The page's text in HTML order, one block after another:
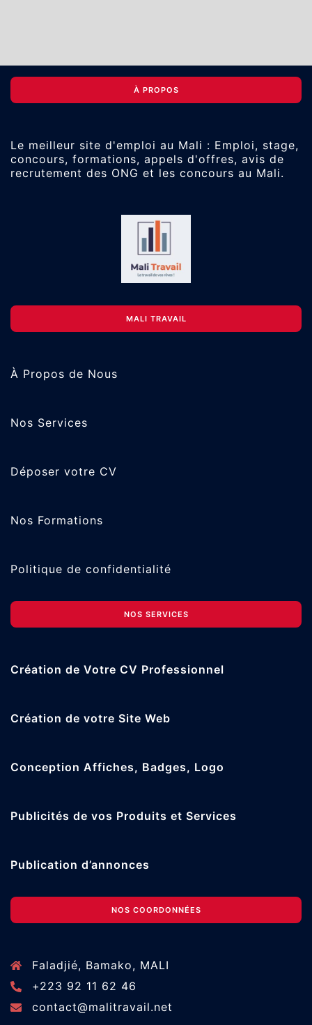
À PROPOS
Le meilleur site d'emploi au Mali : Emploi, stage,
concours, formations, appels d'offres, avis de
recrutement des ONG et les concours au Mali.
MALI TRAVAIL
À Propos de Nous
Nos Services
Déposer votre CV
Nos Formations
Politique de confidentialité
NOS SERVICES
Création de Votre CV Professionnel
Création de votre Site Web
Conception Affiches, Badges, Logo
Publicités de vos Produits et Services
Publication d’annonces
NOS COORDONNÉES
Faladjié, Bamako, MALI
+223 92 11 62 46
contact@malitravail.net